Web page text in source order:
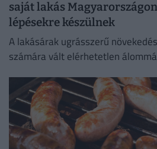
saját lakás
lépésekre készülnek
A lakásárak ugrásszerű
számára vált elérhetetlen